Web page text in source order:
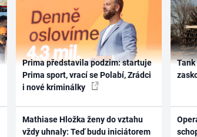
Prima představila podzim: startuje
Prima sport, vrací se Polabí, Zrádci
i nové kriminálky
Mathiase Hložka ženy do vztahu
vždy uhnaly: Teď budu iniciátorem
Tank